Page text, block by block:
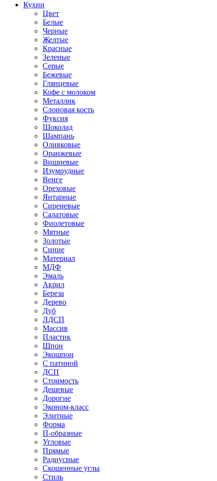
Кухни
Цвет
Белые
Черные
Желтые
Красные
Зеленые
Серые
Бежевые
Глянцевые
Кофе с молоком
Металлик
Слоновая кость
Фуксия
Шоколад
Шампань
Оливковые
Оранжевые
Вишневые
Изумрудные
Венге
Ореховые
Янтарные
Сиреневые
Салатовые
Фиолетовые
Мятные
Золотые
Синие
Материал
МДФ
Эмаль
Акрил
Береза
Дерево
Дуб
ЛДСП
Массив
Пластик
Шпон
Экошпон
С патиной
ДСП
Стоимость
Дешевые
Дорогие
Эконом-класс
Элитные
Форма
П-образные
Угловые
Прямые
Радиусные
Скошенные углы
Стиль